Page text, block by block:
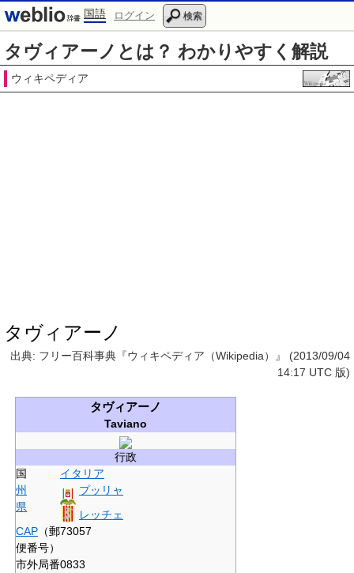
国語 ログイン 検索
タヴィアーノとは？ わかりやすく解説
ウィキペディア
タヴィアーノ
出典: フリー百科事典『ウィキペディア（Wikipedia）』 (2013/09/04
14:17 UTC 版)
タヴィアーノ
Taviano
行政
国
イタリア
州
プッリャ
県
レッチェ
CAP （郵
便番号）
73057
市外局番0833